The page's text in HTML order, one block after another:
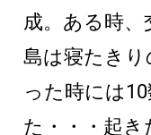
成。ある時
島は寝たきり
った時には
た・・・起